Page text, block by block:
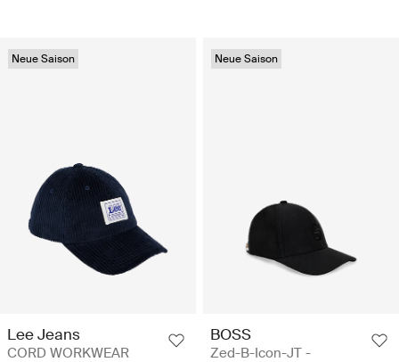
Neue Saison
Lee Jeans
CORD WORKWEAR
Neue Saison
BOSS
Zed-B-Icon-JT -